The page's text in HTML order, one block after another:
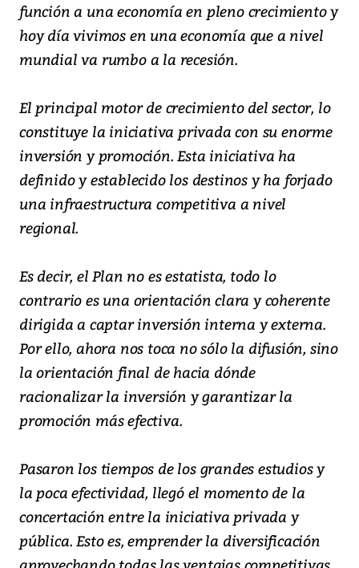
función a una economía en pleno crecimiento y
hoy día vivimos en una economía que a nivel
mundial va rumbo a la recesión.
El principal motor de crecimiento del sector, lo
constituye la iniciativa privada con su enorme
inversión y promoción. Esta iniciativa ha
definido y establecido los destinos y ha forjado
una infraestructura competitiva a nivel
regional.
Es decir, el Plan no es estatista, todo lo
contrario es una orientación clara y coherente
dirigida a captar inversión interna y externa.
Por ello, ahora nos toca no sólo la difusión, sino
la orientación final de hacia dónde
racionalizar la inversión y garantizar la
promoción más efectiva.
Pasaron los tiempos de los grandes estudios y
la poca efectividad, llegó el momento de la
concertación entre la iniciativa privada y
pública. Esto es, emprender la diversificación